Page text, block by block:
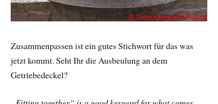
Zusammenpassen ist ein gutes Stichwort für das was
jetzt kommt. Seht Ihr die Ausbeulung an dem
Getriebedeckel?